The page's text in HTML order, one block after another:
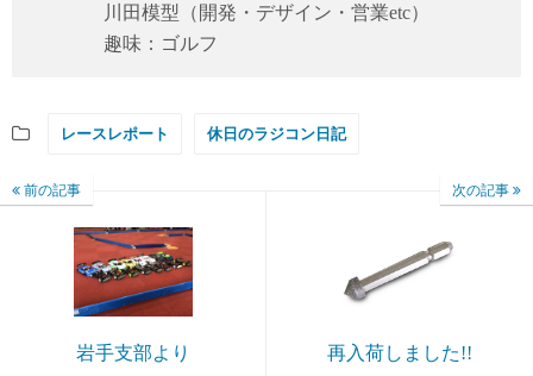
川田模型（開発・デザイン・営業etc）
趣味：ゴルフ
レースレポート 休日のラジコン日記
前の記事
岩手支部より
次の記事
再入荷しました!!